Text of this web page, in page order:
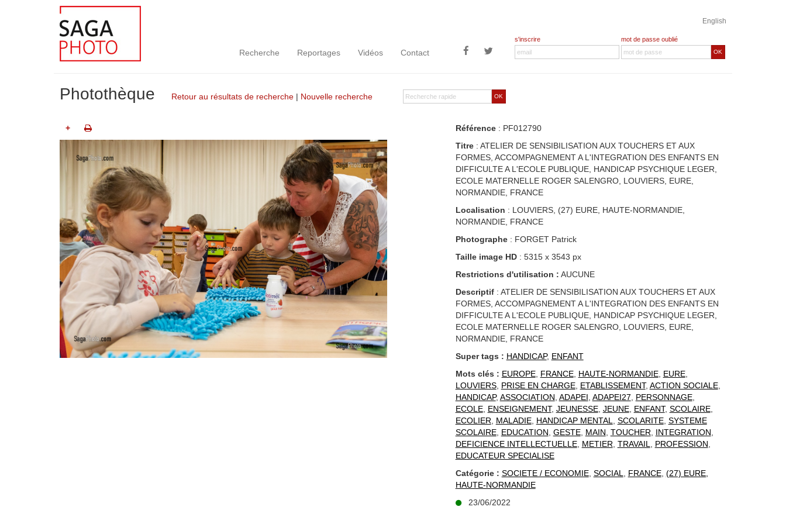
English
Recherche Reportages Vidéos Contact
s'inscrire mot de passe oublié
OK
OK
Photothèque Retour au résultats de recherche | Nouvelle recherche
+ Référence: PF012790
Titre: ATELIER DE SENSIBILISATION AUX TOUCHERS ET AUX
FORMES, ACCOMPAGNEMENT A L'INTEGRATION DES ENFANTS EN
DIFFICULTE A L'ECOLE PUBLIQUE, HANDICAP PSYCHIQUE LEGER,
ECOLE MATERNELLE ROGER SALENGRO, LOUVIERS, EURE,
NORMANDIE, FRANCE
Localisation : LOUVIERS, (27) EURE, HAUTE-NORMANDIE,
NORMANDIE, FRANCE
Photographe: FORGET Patrick
Taille image HD: 5315 x 3543 px
Restrictions d'utilisation : AUCUNE
Descriptif: ATELIER DE SENSIBILISATION AUX TOUCHERS ET AUX
FORMES, ACCOMPAGNEMENT A L'INTEGRATION DES ENFANTS EN
DIFFICULTE A L'ECOLE PUBLIQUE, HANDICAP PSYCHIQUE LEGER,
ECOLE MATERNELLE ROGER SALENGRO, LOUVIERS, EURE,
NORMANDIE, FRANCE
Super tags : HANDICAP, ENFANT
Mots clés : EUROPE, FRANCE, HAUTE-NORMANDIE, EURE,
LOUVIERS, PRISE EN CHARGE, ETABLISSEMENT, ACTION SOCIALE,
HANDICAP, ASSOCIATION ADAPEI ADAPEI27 PERSONNAGE,
ECOLE, ENSEIGNEMENT, JEUNESSE, JEUNE, ENFANT, SCOLAIRE,
ECOLIER
MALADIE, HANDICAP MENTAL SCOLARITE, SYSTEME
SCOLAIRE, EDUCATION GESTE, MAIN TOUCHER INTEGRATION
DEFICIENCE INTELLECTUELLE, METIER TRAVAIL PROFESSION
EDUCATEUR SPECIALISE
Catégorie : SOCIETE / ECONOMIE, SOCIAL FRANCE, (27) EURE,
HAUTE-NORMANDIE
23/06/2022